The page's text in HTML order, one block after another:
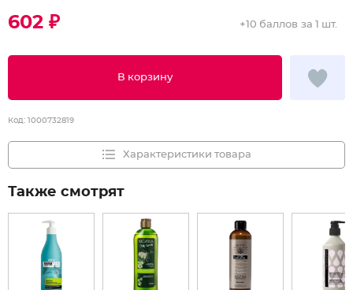
602 ₽
В корзину
+10 баллов за 1 шт.
Код: 1000732819
Характеристики товара
Также смотрят